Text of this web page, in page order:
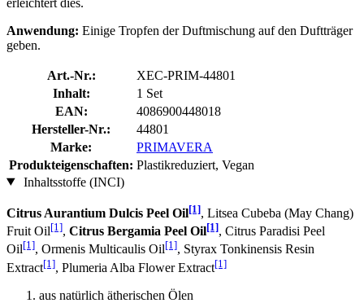
Anwendung: Einige Tropfen der Duftmischung auf den Duftträger
geben.
Art.-Nr.:
XEC-PRIM-44801
Inhalt:
1 Set
EAN:
4086900448018
Hersteller-Nr.:
44801
Marke:
PRIMAVERA
Produkteigenschaften: Plastikreduziert, Vegan
Inhaltsstoffe (INCI)
Citrus Aurantium Dulcis Peel Oil[1], Litsea Cubeba (May Chang)
Fruit Oil[1], Citrus Bergamia Peel Oil[1], Citrus Paradisi Peel
Oil[1], Ormenis Multicaulis Oil[1], Styrax Tonkinensis Resin
Extract[1], Plumeria Alba Flower Extract[1]
aus natürlich ätherischen Ölen